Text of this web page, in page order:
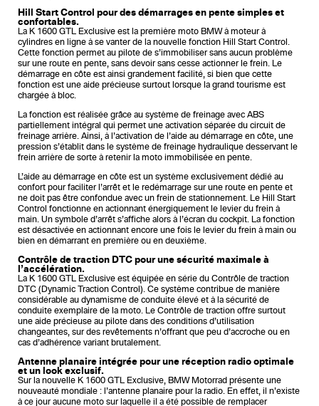
Hill Start Control pour des démarrages en pente simples et
confortables.
La K 1600 GTL Exclusive est la première moto BMW à moteur à
cylindres en ligne à se vanter de la nouvelle fonction Hill Start Control.
Cette fonction permet au pilote de s’immobiliser sans aucun problème
sur une route en pente, sans devoir sans cesse actionner le frein. Le
démarrage en côte est ainsi grandement facilité, si bien que cette
fonction est une aide précieuse surtout lorsque la grand tourisme est
chargée à bloc.
La fonction est réalisée grâce au système de freinage avec ABS
partiellement intégral qui permet une activation séparée du circuit de
freinage arrière. Ainsi, à l’activation de l’aide au démarrage en côte, une
pression s’établit dans le système de freinage hydraulique desservant le
frein arrière de sorte à retenir la moto immobilisée en pente.
L’aide au démarrage en côte est un système exclusivement dédié au
confort pour faciliter l’arrêt et le redémarrage sur une route en pente et
ne doit pas être confondue avec un frein de stationnement. Le Hill Start
Control fonctionne en actionnant énergiquement le levier du frein à
main. Un symbole d’arrêt s’affiche alors à l’écran du cockpit. La fonction
est désactivée en actionnant encore une fois le levier du frein à main ou
bien en démarrant en première ou en deuxième.
Contrôle de traction DTC pour une sécurité maximale à
l’accélération.
La K 1600 GTL Exclusive est équipée en série du Contrôle de traction
DTC (Dynamic Traction Control). Ce système contribue de manière
considérable au dynamisme de conduite élevé et à la sécurité de
conduite exemplaire de la moto. Le Contrôle de traction offre surtout
une aide précieuse au pilote dans des conditions d’utilisation
changeantes, sur des revêtements n’offrant que peu d’accroche ou en
cas d’adhérence variant brutalement.
Antenne planaire intégrée pour une réception radio optimale
et un look exclusif.
Sur la nouvelle K 1600 GTL Exclusive, BMW Motorrad présente une
nouveauté mondiale : l’antenne planaire pour la radio. En effet, il n’existe
à ce jour aucune moto sur laquelle il a été possible de remplacer